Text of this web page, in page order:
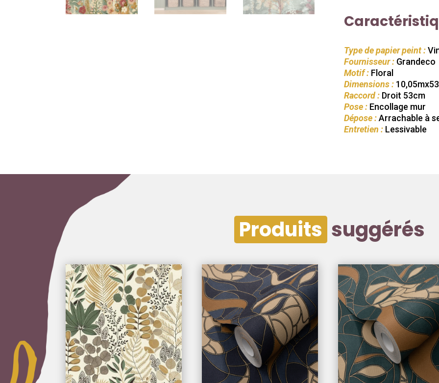
Type de papier peint :
Fournisseur :Grandeco
Motif :Floral
Dimensions :
Raccord :Droit 53cm
Pose :Encollage mur
Dépose :Arrachable à
Entretien :Lessivable
Produits suggérés